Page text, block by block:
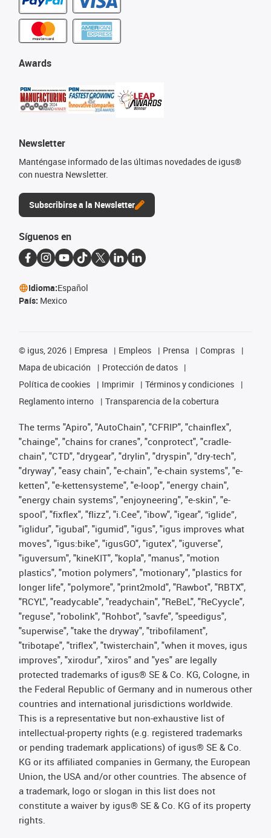
Awards
Newsletter
Manténgase informado de las últimas novedades de igus®
con nuestra Newsletter.
Subscribirse a la Newsletter
Síguenos en
Idioma:Español
País: Mexico
© igus, 2026 Empresa Empleos Prensa
Compras
Mapa de ubicación
Protección de datos
Política de cookies
Imprimir
Términos y condiciones
Reglamento interno
Transparencia de la cobertura
The terms "Apiro", "AutoChain", "CFRIP", "chainflex",
"chainge", "chains for cranes", "conprotect", "cradle-
chain", "CTD", "drygear", "drylin", "dryspin", "dry-tech",
"dryway", "easy chain", "e-chain", "e-chain systems", "e-
ketten", "e-kettensysteme", "e-loop", "energy chain",
"energy chain systems", "enjoyneering", "e-skin", "e-
spool", "fixflex", "flizz", "i.Cee", "ibow", "igear", “iglide”,
"iglidur", "igubal", "igumid", "igus", "igus improves what
moves", "igus:bike", "igusGO", "igutex", "iguverse",
"iguversum", "kineKIT", "kopla", "manus", "motion
plastics", "motion polymers", "motionary", "plastics for
longer life", "polymore", "print2mold", "Rawbot", "RBTX",
"RCYL", "readycable", "readychain", "ReBeL", "ReCyycle",
"reguse", "robolink", "Rohbot", "savfe", "speedigus",
"superwise", "take the dryway", "tribofilament",
"tribotape", "triflex", "twisterchain", "when it moves, igus
improves", "xirodur", "xiros" and "yes" are legally
protected trademarks of igus® SE & Co. KG, Cologne, in
the Federal Republic of Germany and in numerous other
countries and international jurisdictions worldwide.
This is a representative but non-exhaustive list of
intellectual-property rights (e.g. registered trademarks
or pending trademark applications) of igus® SE & Co.
KG or its affiliated companies in Germany, the European
Union, the USA and/or other countries. The absence of
a trademark, logo or slogan in this list does not
constitute a waiver by igus® SE & Co. KG of its property
rights.